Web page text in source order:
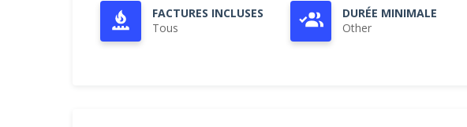
FACTURES INCLUSES
Tous
DURÉE MINIMALE
Other